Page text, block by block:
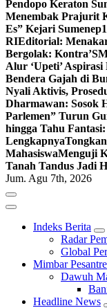
Pendopo Keraton
Menembak Prajurit
Es” Kejari Sumenep
RIEditorial:
Bergolak:
Alur ‘Upeti’
Bendera Gajah di
Nyali Aktivis,
Dharmawan: Sosok
Parlemen” Turun
hingga Tahu
Lengkapnya
MahasiswaMenguji
Tanah Tandus Jadi
Jum. Agu 7th, 2026
Indeks Berita
Radar
Global
Mimbar
Dawuh
Headline News